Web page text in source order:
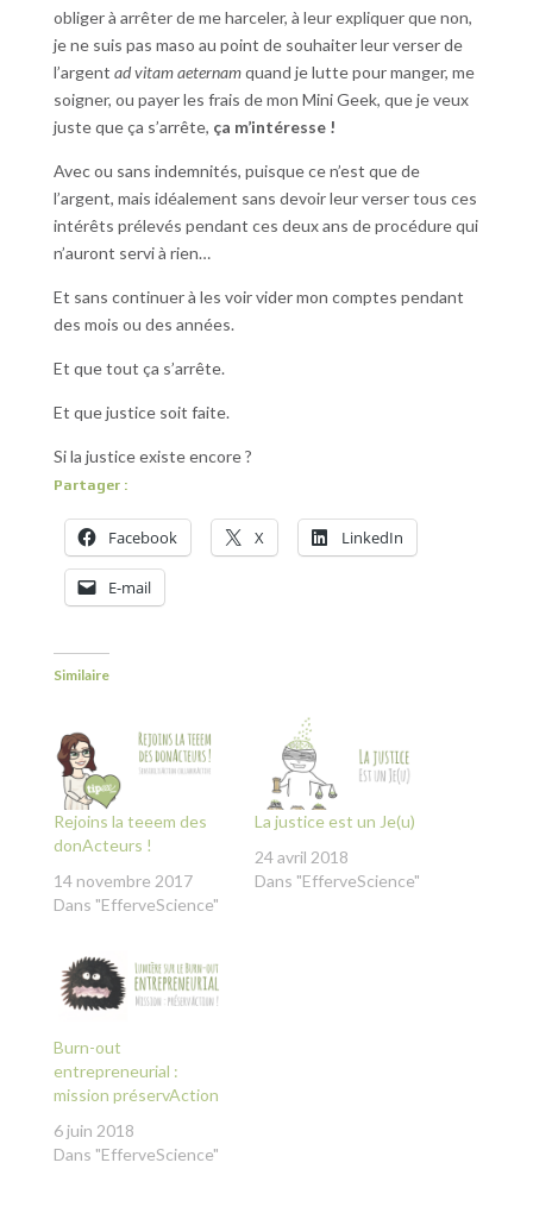
obliger à arrêter de me harceler, à leur expliquer que non,
je ne suis pas maso au point de souhaiter leur verser de
l’argent ad vitam aeternamquand je lutte pour manger, me
soigner, ou payer les frais de mon Mini Geek, que je veux
juste que ça s’arrête, ça m’intéresse !
Avec ou sans indemnités, puisque ce n’est que de
l’argent, mais idéalement sans devoir leur verser tous ces
intérêts prélevés pendant ces deux ans de procédure qui
n’auront servi à rien…
Et sans continuer à les voir vider mon comptes pendant
des mois ou des années.
Et que tout ça s’arrête.
Et que justice soit faite.
Si la justice existe encore ?
Partager :
Facebook X LinkedIn
E-mail
Similaire
Rejoins la teeem des
donActeurs !
14 novembre 2017
Dans "EfferveScience"
La justice est un Je(u)
24 avril 2018
Dans "EfferveScience"
Burn-out
entrepreneurial :
mission préservAction
6 juin 2018
Dans "EfferveScience"